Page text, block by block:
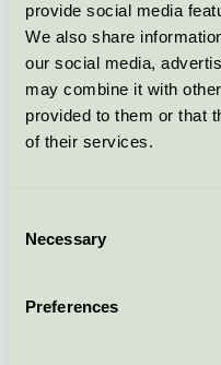
provide social media
We also share
our social media,
may combine it with
provided to them or that
of their services.
Selection
Necessary
Preferences
Hemsö,
Nordtags
Nordic Swan
building